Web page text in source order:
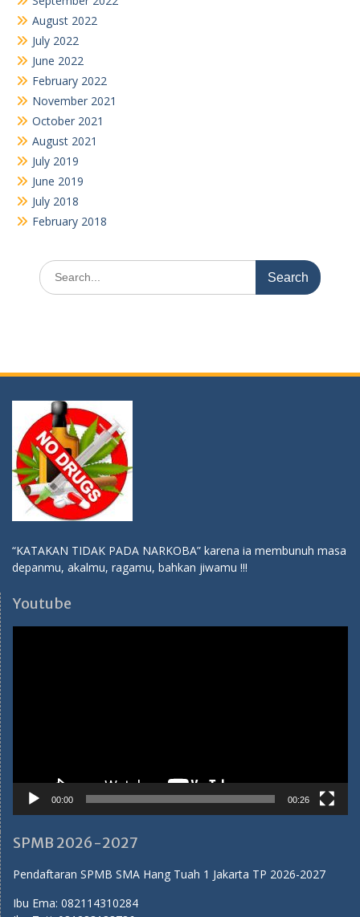
Search
for:
Player
00:00 00:26
SPMB 2026-2027
Pendaftaran SPMB SMA Hang Tuah 1 Jakarta TP 2026-2027
Instagram:
Twitter:
sma_hangtuah1
Tiktok: sma_hangtuah1
Humas SMA Hang Tuah 1 Jakarta
Proudly powered by WordPress